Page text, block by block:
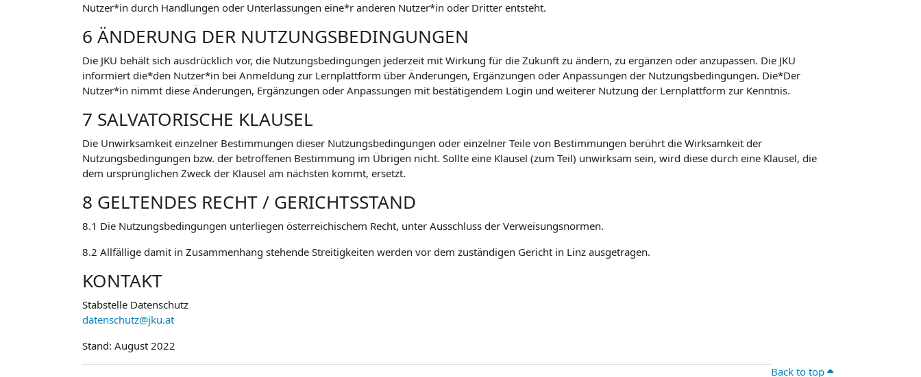
Nutzer*in durch Handlungen oder Unterlassungen eine*r anderen Nutzer*in oder Dritter entsteht.
6 ÄNDERUNG DER NUTZUNGSBEDINGUNGEN
Die JKU behält sich ausdrücklich vor, die Nutzungsbedingungen jederzeit mit Wirkung für die Zukunft zu ändern, zu ergänzen oder anzupassen. Die JKU
informiert die*den Nutzer*in bei Anmeldung zur Lernplattform über Änderungen, Ergänzungen oder Anpassungen der Nutzungsbedingungen. Die*Der
Nutzer*in nimmt diese Änderungen, Ergänzungen oder Anpassungen mit bestätigendem Login und weiterer Nutzung der Lernplattform zur Kenntnis.
7 SALVATORISCHE KLAUSEL
Die Unwirksamkeit einzelner Bestimmungen dieser Nutzungsbedingungen oder einzelner Teile von Bestimmungen berührt die Wirksamkeit der
Nutzungsbedingungen bzw. der betroffenen Bestimmung im Übrigen nicht. Sollte eine Klausel (zum Teil) unwirksam sein, wird diese durch eine Klausel, die
dem ursprünglichen Zweck der Klausel am nächsten kommt, ersetzt.
8 GELTENDES RECHT / GERICHTSSTAND
8.1 Die Nutzungsbedingungen unterliegen österreichischem Recht, unter Ausschluss der Verweisungsnormen.
8.2 Allfällige damit in Zusammenhang stehende Streitigkeiten werden vor dem zuständigen Gericht in Linz ausgetragen.
KONTAKT
Stabstelle Datenschutz
datenschutz@jku.at
Stand: August 2022
Back to top